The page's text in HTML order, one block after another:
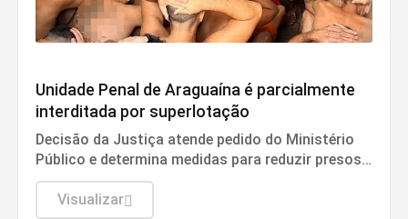
Unidade Penal de Araguaína é parcialmente
interditada por superlotação
Decisão da Justiça atende pedido do Ministério
Público e determina medidas para reduzir presos e
melhorar estrutura do local
Visualizar